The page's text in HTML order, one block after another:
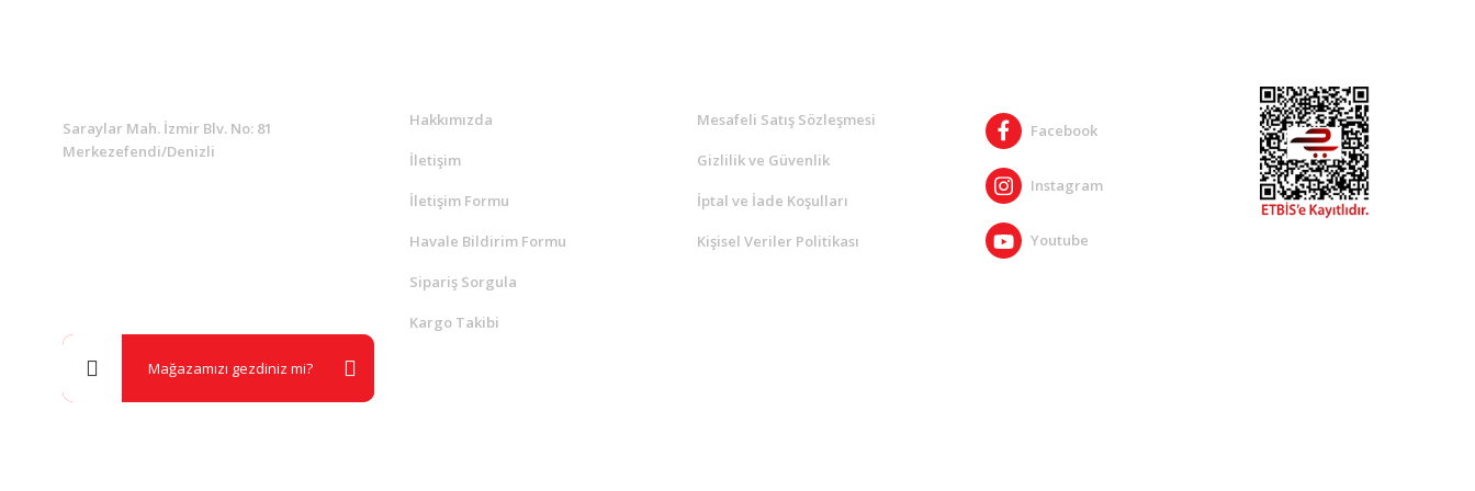
Saraylar Mah. İzmir Blv. No: 81
Merkezefendi/Denizli
Mağazamızı gezdiniz mi?
Hakkımızda
İletişim
İletişim Formu
Havale Bildirim Formu
Sipariş Sorgula
Kargo Takibi
Mesafeli Satış Sözleşmesi
Gizlilik ve Güvenlik
İptal ve İade Koşulları
Kişisel Veriler Politikası
Facebook
Instagram
Youtube